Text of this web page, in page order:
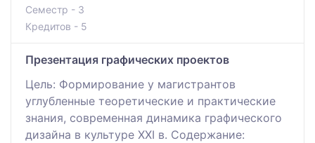
Семестр - 3
Кредитов - 5
Презентация графических проектов
Цель: Формирование у магистрантов
углубленные теоретические и практические
знания, современная динамика графического
дизайна в культуре XXI в. Содержание: